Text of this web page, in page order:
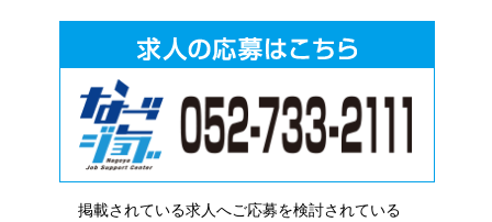
掲載されている求人へご応募を検討されている